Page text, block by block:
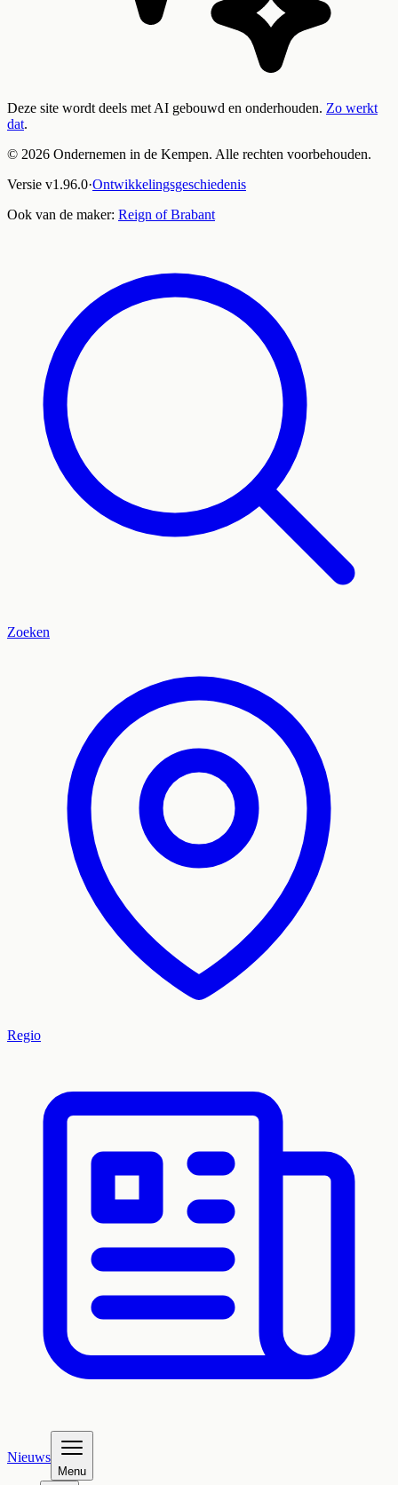
Deze site wordt deels met AI gebouwd en onderhouden. Zo werkt
dat.
© 2026 Ondernemen in de Kempen. Alle rechten voorbehouden.
Versie v1.96.0·Ontwikkelingsgeschiedenis
Ook van de maker: Reign of Brabant
Zoeken
Regio
Nieuws
Menu